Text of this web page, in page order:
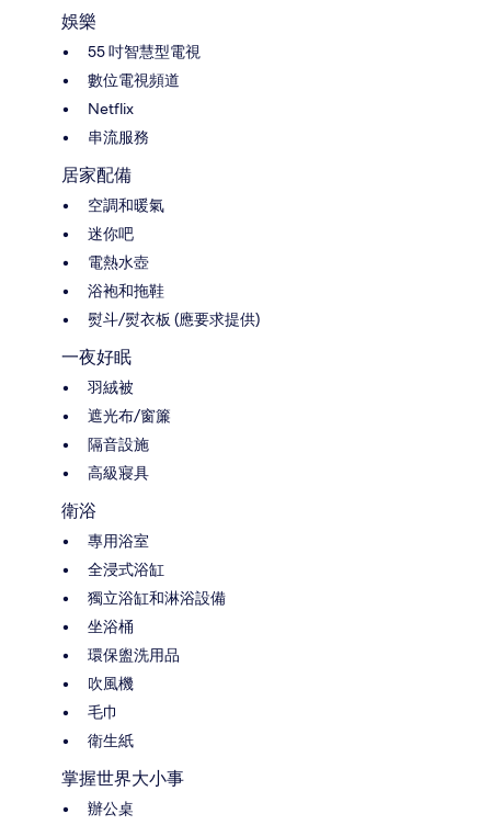
娛樂
55 吋智慧型電視
數位電視頻道
Netflix
串流服務
居家配備
空調和暖氣
迷你吧
電熱水壺
浴袍和拖鞋
熨斗/熨衣板 (應要求提供)
一夜好眠
羽絨被
遮光布/窗簾
隔音設施
高級寢具
衛浴
專用浴室
全浸式浴缸
獨立浴缸和淋浴設備
坐浴桶
環保盥洗用品
吹風機
毛巾
衛生紙
掌握世界大小事
辦公桌